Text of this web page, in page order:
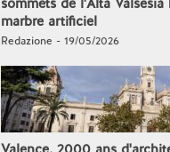
sommets de l'Alta
marbre artificiel
Redazione - 19/05/2026